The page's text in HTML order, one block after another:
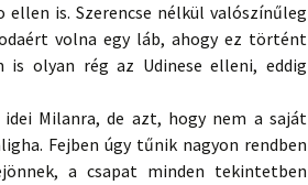
is. Szerencse nélkül valószínűleg
volna egy láb, ahogy ez történt
olyan rég az Udinese elleni, eddig
Milanra, de azt, hogy nem a saját
Fejben úgy tűnik nagyon rendben
a csapat minden tekintetben